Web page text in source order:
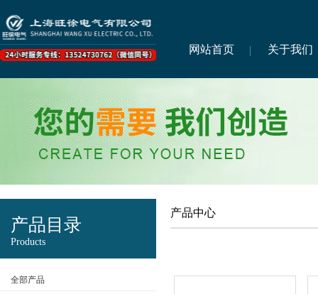
网站首页 关于我们
产品目录
Products
全部产品
产品中心